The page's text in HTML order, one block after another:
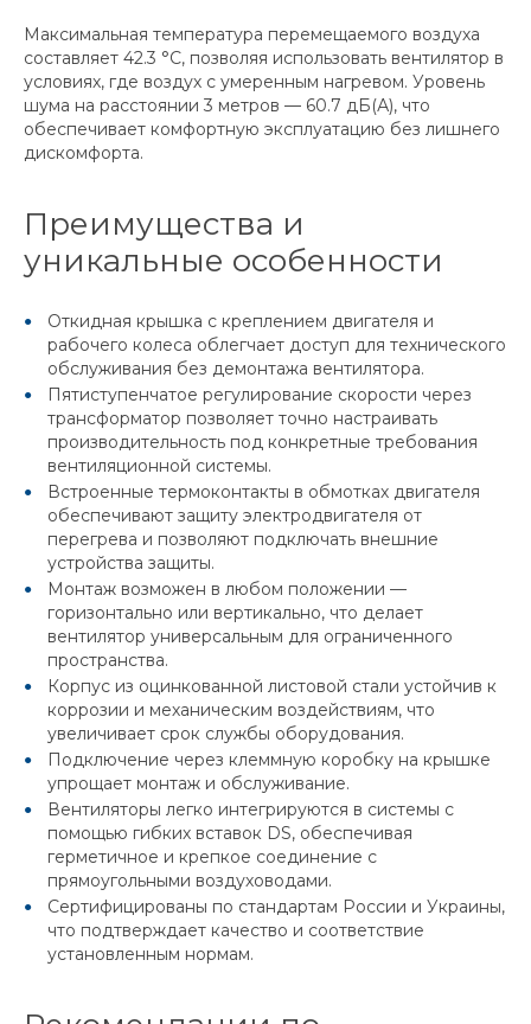
Максимальная температура перемещаемого воздуха
составляет 42.3 °C, позволяя использовать вентилятор в
условиях, где воздух с умеренным нагревом. Уровень
шума на расстоянии 3 метров — 60.7 дБ(А), что
обеспечивает комфортную эксплуатацию без лишнего
дискомфорта.
Преимущества и
уникальные особенности
Откидная крышка с креплением двигателя и
рабочего колеса облегчает доступ для технического
обслуживания без демонтажа вентилятора.
Пятиступенчатое регулирование скорости через
трансформатор позволяет точно настраивать
производительность под конкретные требования
вентиляционной системы.
Встроенные термоконтакты в обмотках двигателя
обеспечивают защиту электродвигателя от
перегрева и позволяют подключать внешние
устройства защиты.
Монтаж возможен в любом положении —
горизонтально или вертикально, что делает
вентилятор универсальным для ограниченного
пространства.
Корпус из оцинкованной листовой стали устойчив к
коррозии и механическим воздействиям, что
увеличивает срок службы оборудования.
Подключение через клеммную коробку на крышке
упрощает монтаж и обслуживание.
Вентиляторы легко интегрируются в системы с
помощью гибких вставок DS, обеспечивая
герметичное и крепкое соединение с
прямоугольными воздуховодами.
Сертифицированы по стандартам России и Украины,
что подтверждает качество и соответствие
установленным нормам.